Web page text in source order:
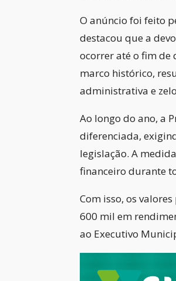
O anúncio foi feito
destacou que a
ocorrer até o fim de
marco histórico,
administrativa e
Ao longo do ano, a
diferenciada,
legislação. A
financeiro durante
Com isso, os
600 mil em
ao Executivo